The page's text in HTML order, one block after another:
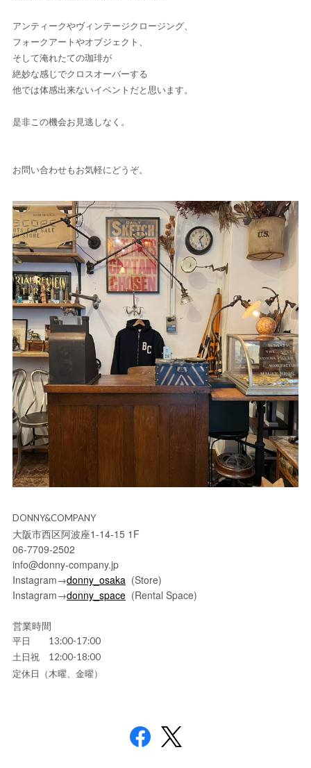
アンティークやヴィンテージクロージング、
フォークアートやオブジェクト、
そして淹れたての珈琲が
絶妙な感じでクロスオーバーする
他では体感出来ないイベントだと思います。
是非この機会お見逃しなく。
お問い合わせもお気軽にどうぞ。
DONNY&COMPANY
大阪市西区阿波座1-14-15 1F
06-7709-2502
info@donny-company.jp
Instagram→donny_osaka (Store)
Instagram→donny_space(Rental Space)
営業時間
平日 13:00-17:00
土日祝 12:00-18:00
定休日（木曜、金曜）